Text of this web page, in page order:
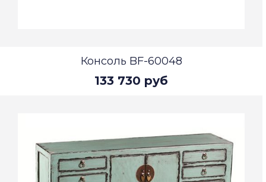
Консоль BF-60048
133 730 руб